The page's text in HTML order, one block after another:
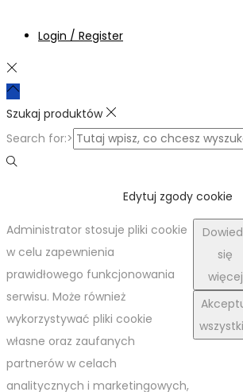
Login / Register
Szukaj produktów
Search for:>
Edytuj zgody cookie
Administrator stosuje pliki cookie
w celu zapewnienia
prawidłowego funkcjonowania
serwisu. Może również
wykorzystywać pliki cookie
własne oraz zaufanych
partnerów w celach
analitycznych i marketingowych,
się
więcej